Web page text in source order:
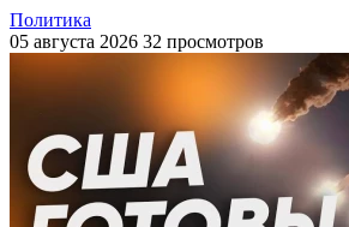
Политика
05 августа 2026 32 просмотров